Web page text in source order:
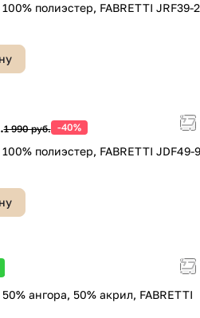
полиэстер, FABRETTI JRF39-2
1 990 руб. -40%
полиэстер, FABRETTI JDF49-9
ангора, 50% акрил, FABRETTI